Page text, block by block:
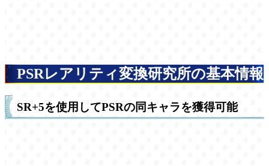
PSRレアリティ変換研究所の基本情報
SR+5を使用してPSRの同キャラを獲得可能